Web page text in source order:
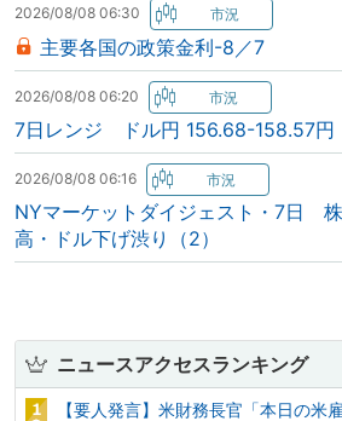
2026/08/08 06:30
主要各国の政策金利-8／7
2026/08/08 06:20
7日レンジ ドル円 156.68-158.57円
2026/08/08 06:16
NYマーケットダイジェスト・7日
高・ドル下げ渋り（2）
ニュースアクセスランキング
【要人発言】米財務長官「本日の米